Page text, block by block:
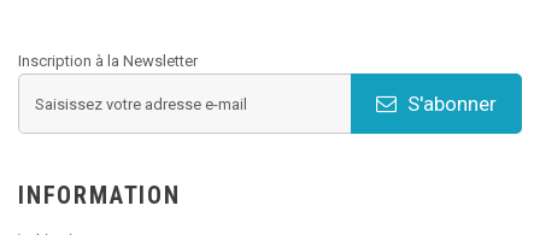
Inscription à la Newsletter
S'abonner
INFORMATION